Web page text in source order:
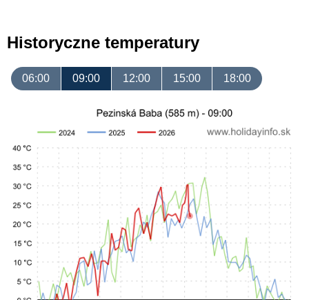
Historyczne temperatury
06:00 09:00 12:00 15:00 18:00